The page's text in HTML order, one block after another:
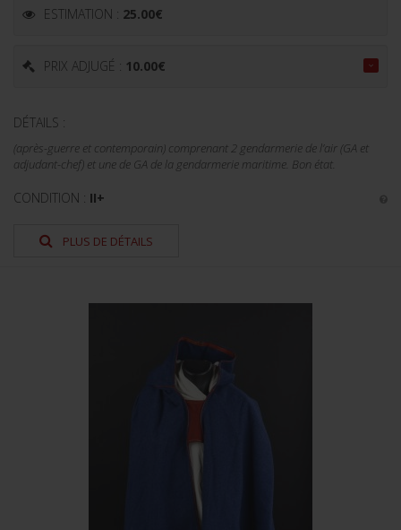
ESTIMATION : 25.00€
PRIX ADJUGÉ : 10.00€
DÉTAILS :
(après-guerre et contemporain) comprenant 2 gendarmerie de l’air (GA et
adjudant-chef) et une de GA de la gendarmerie maritime. Bon état.
CONDITION : II+
PLUS DE DÉTAILS